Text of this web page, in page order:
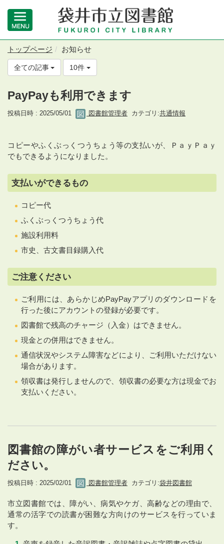
トップページ お知らせ
全ての記事 10件
PayPayも利用できます
投稿日時 : 2025/05/01 図書館管理者 カテゴリ:共通情報
コピーやふくぶっくつうちょう等の支払いが、ＰａｙＰａｙ
でもできるようになりました。
支払いができるもの
コピー代
ふくぶっくつうちょう代
施設利用料
市史、古文書目録購入代
ご注意ください
ご利用には、あらかじめPayPayアプリのダウンロードを
行った後にアカウントの登録が必要です。
図書館で残高のチャージ（入金）はできません。
現金との併用はできません。
通信状況やシステム障害などにより、ご利用いただけない
場合があります。
領収書は発行しませんので、領収書の必要な方は現金でお
支払いください。
図書館の障がい者サービスをご利用く
ださい。
投稿日時 : 2025/02/01 図書館管理者 カテゴリ:袋井図書館
市立図書館では、障がい、病気やケガ、高齢などの理由で、
通常の活字での読書が困難な方向けのサービスを行っていま
す。